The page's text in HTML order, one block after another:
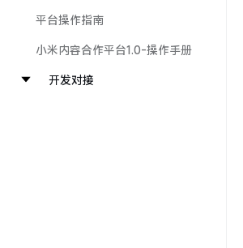
平台操作指南
小米内容合作平台1.0-操作手册
开发对接